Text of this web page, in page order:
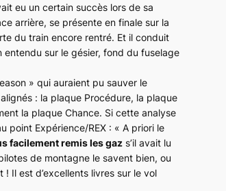
eu un certain succès lors de sa
arrière, se présente en finale sur la
du train encore rentré. Et il conduit
entendu sur le gésier, fond du fuselage
» qui auraient pu sauver le
: la plaque Procédure, la plaque
la plaque Chance. Si cette analyse
point Expérience/REX : « A priori le
facilement remis les gaz s’il avait lu
de montagne le savent bien, ou
Il est d’excellents livres sur le vol